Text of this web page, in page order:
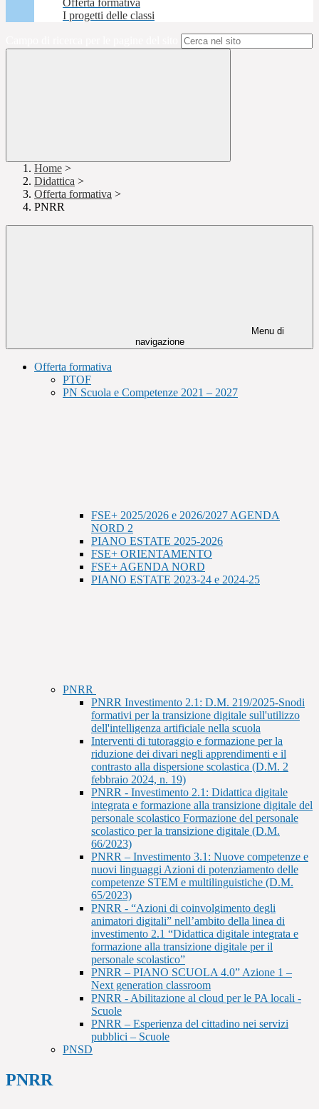
Offerta formativa
I progetti delle classi
Home >
Didattica >
Offerta formativa >
PNRR
Menu di
navigazione
Offerta formativa
PTOF
PN Scuola e Competenze 2021 – 2027
FSE+ 2025/2026 e 2026/2027 AGENDA
NORD 2
PIANO ESTATE 2025-2026
FSE+ ORIENTAMENTO
FSE+ AGENDA NORD
PIANO ESTATE 2023-24 e 2024-25
PNRR
PNRR Investimento 2.1: D.M. 219/2025-Snodi
formativi per la transizione digitale sull'utilizzo
dell'intelligenza artificiale nella scuola
Interventi di tutoraggio e formazione per la
riduzione dei divari negli apprendimenti e il
contrasto alla dispersione scolastica (D.M. 2
febbraio 2024, n. 19)
PNRR - Investimento 2.1: Didattica digitale
integrata e formazione alla transizione digitale del
personale scolastico Formazione del personale
scolastico per la transizione digitale (D.M.
66/2023)
PNRR – Investimento 3.1: Nuove competenze e
nuovi linguaggi Azioni di potenziamento delle
competenze STEM e multilinguistiche (D.M.
65/2023)
PNRR - “Azioni di coinvolgimento degli
animatori digitali” nell’ambito della linea di
investimento 2.1 “Didattica digitale integrata e
formazione alla transizione digitale per il
personale scolastico”
PNRR – PIANO SCUOLA 4.0” Azione 1 –
Next generation classroom
PNRR - Abilitazione al cloud per le PA locali -
Scuole
PNRR – Esperienza del cittadino nei servizi
pubblici – Scuole
PNSD
PNRR